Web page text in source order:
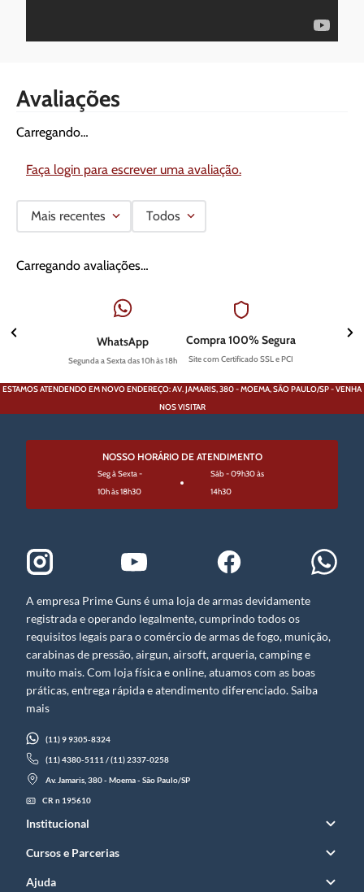
Avaliações
Carregando…
Faça login para escrever uma avaliação.
Mais recentes Todos
Carregando avaliações…
WhatsApp
Segunda a Sexta das 10h às 18h
Compra 100% Segura
Site com Certificado SSL e PCI
ESTAMOS ATENDENDO EM NOVO ENDEREÇO: AV. JAMARIS, 380 - MOEMA, SÃO PAULO/SP - VENHA
NOS VISITAR
NOSSO HORÁRIO DE ATENDIMENTO
Seg à Sexta -
10h às 18h30
Sáb - 09h30 às
14h30
A empresa Prime Guns é uma loja de armas devidamente
registrada e operando legalmente, cumprindo todos os
requisitos legais para o comércio de armas de fogo, munição,
carabinas de pressão, airgun, airsoft, arqueria, camping e
muito mais. Com loja física e online, atuamos com as boas
práticas, entrega rápida e atendimento diferenciado. Saiba
mais
(11) 9 9305-8324
(11) 4380-5111 / (11) 2337-0258
Av. Jamaris, 380 - Moema - São Paulo/SP
CR n 195610
Institucional
Cursos e Parcerias
Ajuda